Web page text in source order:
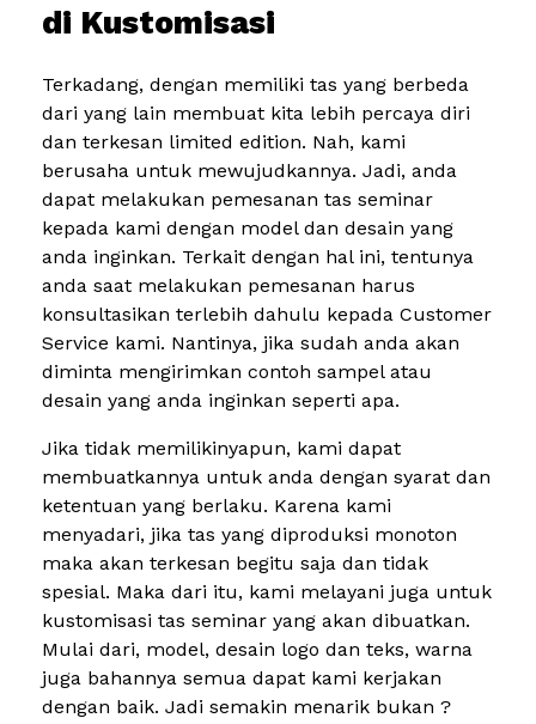
di Kustomisasi
Terkadang, dengan memiliki tas yang berbeda
dari yang lain membuat kita lebih percaya diri
dan terkesan limited edition. Nah, kami
berusaha untuk mewujudkannya. Jadi, anda
dapat melakukan pemesanan tas seminar
kepada kami dengan model dan desain yang
anda inginkan. Terkait dengan hal ini, tentunya
anda saat melakukan pemesanan harus
konsultasikan terlebih dahulu kepada Customer
Service kami. Nantinya, jika sudah anda akan
diminta mengirimkan contoh sampel atau
desain yang anda inginkan seperti apa.
Jika tidak memilikinyapun, kami dapat
membuatkannya untuk anda dengan syarat dan
ketentuan yang berlaku. Karena kami
menyadari, jika tas yang diproduksi monoton
maka akan terkesan begitu saja dan tidak
spesial. Maka dari itu, kami melayani juga untuk
kustomisasi tas seminar yang akan dibuatkan.
Mulai dari, model, desain logo dan teks, warna
juga bahannya semua dapat kami kerjakan
dengan baik. Jadi semakin menarik bukan ?